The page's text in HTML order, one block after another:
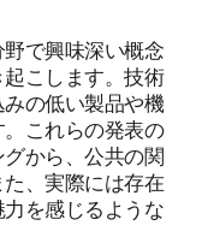
で興味深い概念
こします。技術
の低い製品や機
これらの発表の
から、公共の関
、実際には存在
を感じるような